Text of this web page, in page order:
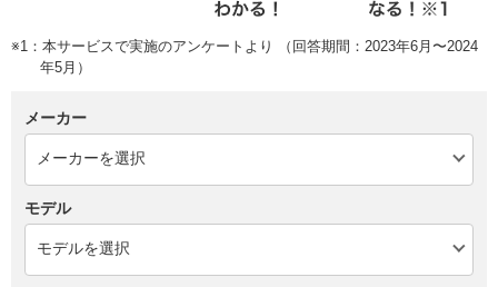
※1：本サービスで実施のアンケートより （回答期間：2023年6月〜2024
年5月）
メーカー
モデル